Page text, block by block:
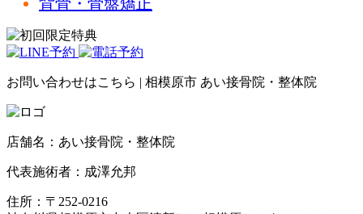
お問い合わせはこちら | 相模原市 あい接骨院・整体院
店舗名：あい接骨院・整体院
代表施術者：成澤允邦
住所：〒252-0216